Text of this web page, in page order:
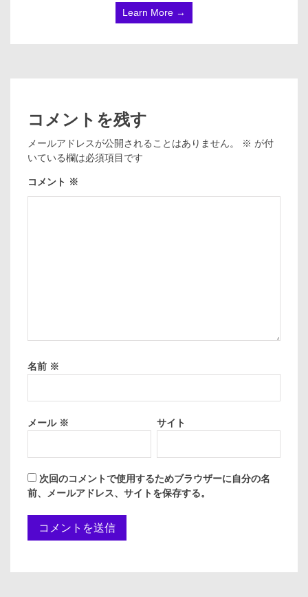
Learn More →
コメントを残す
メールアドレスが公開されることはありません。 ※ が付
いている欄は必須項目です
コメント ※
名前 ※
メール ※ サイト
次回のコメントで使用するためブラウザーに自分の名
前、メールアドレス、サイトを保存する。